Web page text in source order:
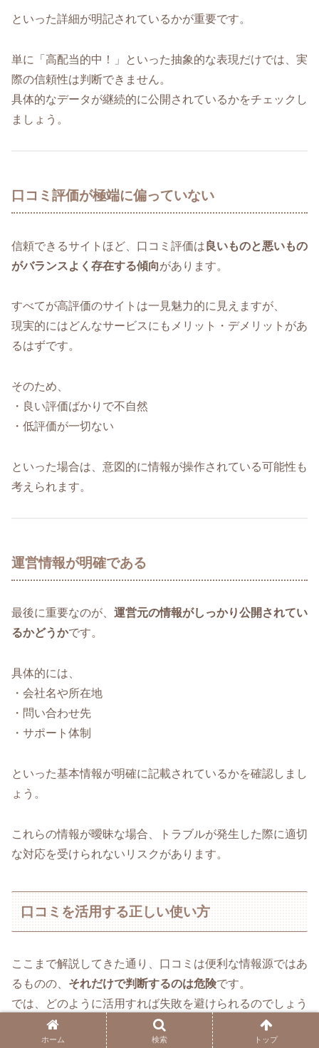
といった詳細が明記されているかが重要です。
単に「高配当的中！」といった抽象的な表現だけでは、実
際の信頼性は判断できません。
具体的なデータが継続的に公開されているかをチェックし
ましょう。
口コミ評価が極端に偏っていない
信頼できるサイトほど、口コミ評価は 良いものと悪いもの
がバランスよく存在する傾向があります。
すべてが高評価のサイトは一見魅力的に見えますが、
現実的にはどんなサービスにもメリット・デメリットがあ
るはずです。
そのため、
・良い評価ばかりで不自然
・低評価が一切ない
といった場合は、意図的に情報が操作されている可能性も
考えられます。
運営情報が明確である
最後に重要なのが、 運営元の情報がしっかり公開されてい
るかどうかです。
具体的には、
・会社名や所在地
・問い合わせ先
・サポート体制
といった基本情報が明確に記載されているかを確認しまし
ょう。
これらの情報が曖昧な場合、トラブルが発生した際に適切
な対応を受けられないリスクがあります。
口コミを活用する正しい使い方
ここまで解説してきた通り、口コミは便利な情報源ではあ
るものの、 それだけで判断するのは危険です。
では、どのように活用すれば失敗を避けられるのでしょう
ホーム 検索 トップ